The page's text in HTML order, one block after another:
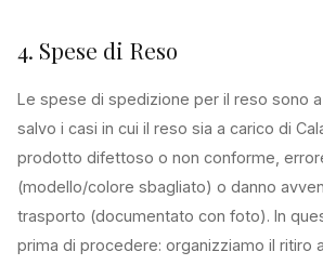
4. Spese di Reso
Le spese di spedizione per il reso sono
salvo i casi in cui il reso sia a carico di
prodotto difettoso o non conforme,
(modello/colore sbagliato) o danno
trasporto (documentato con foto). In
prima di procedere: organizziamo il ritiro